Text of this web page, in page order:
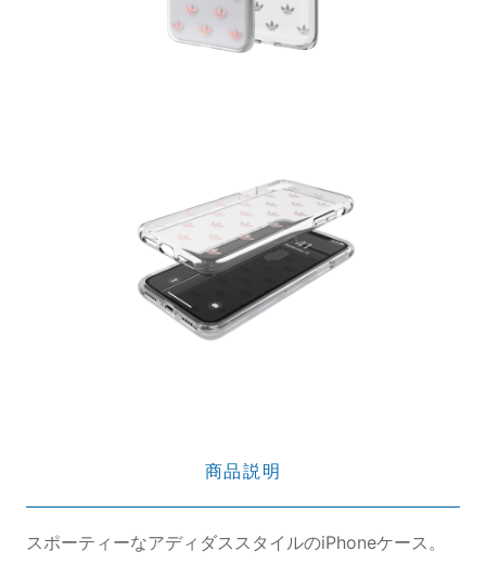
商品説明
スポーティーなアディダススタイルのiPhoneケース。